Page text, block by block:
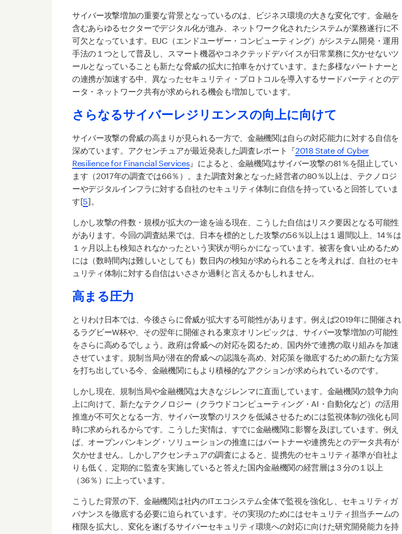
サイバー攻撃増加の重要な背景となっているのは、ビジネス環境の大きな変化です。金融を
含むあらゆるセクターでデジタル化が進み、ネットワーク化されたシステムが業務遂行に不
可欠となっています。EUC（エンドユーザー・コンピューティング）がシステム開発・運用
手法の１つとして普及し、スマート機器やコネクテッドデバイスが日常業務に欠かせないツ
ールとなっていることも新たな脅威の拡大に拍車をかけています。また多様なパートナーと
の連携が加速する中、異なったセキュリティ・プロトコルを導入するサードパーティとのデ
ータ・ネットワーク共有が求められる機会も増加しています。
さらなるサイバーレジリエンスの向上に向けて
サイバー攻撃の脅威の高まりが見られる一方で、金融機関は自らの対応能力に対する自信を
深めています。アクセンチュアが最近発表した調査レポート『2018 State of Cyber
Resilience for Financial Services』によると、金融機関はサイバー攻撃の81％を阻止してい
ます（2017年の調査では66％）。また調査対象となった経営者の80％以上は、テクノロジ
ーやデジタルインフラに対する自社のセキュリティ体制に自信を持っていると回答していま
す[5]。
しかし攻撃の件数・規模が拡大の一途を辿る現在、こうした自信はリスク要因となる可能性
があります。今回の調査結果では、日本を標的とした攻撃の56％以上は１週間以上、14％は
１ヶ月以上も検知されなかったという実状が明らかになっています。被害を食い止めるため
には（数時間内は難しいとしても）数日内の検知が求められることを考えれば、自社のセキ
ュリティ体制に対する自信はいささか過剰と言えるかもしれません。
高まる圧力
とりわけ日本では、今後さらに脅威が拡大する可能性があります。例えば2019年に開催され
るラグビーW杯や、その翌年に開催される東京オリンピックは、サイバー攻撃増加の可能性
をさらに高めるでしょう。政府は脅威への対応を図るため、国内外で連携の取り組みを加速
させています。規制当局が潜在的脅威への認識を高め、対応策を徹底するための新たな方策
を打ち出している今、金融機関にもより積極的なアクションが求められているのです。
しかし現在、規制当局や金融機関は大きなジレンマに直面しています。金融機関の競争力向
上に向けて、新たなテクノロジー（クラウドコンピューティング・AI・自動化など）の活用
推進が不可欠となる一方、サイバー攻撃のリスクを低減させるためには監視体制の強化も同
時に求められるからです。こうした実情は、すでに金融機関に影響を及ぼしています。例え
ば、オープンバンキング・ソリューションの推進にはパートナーや連携先とのデータ共有が
欠かせません。しかしアクセンチュアの調査によると、提携先のセキュリティ基準が自社よ
りも低く、定期的に監査を実施していると答えた国内金融機関の経営層は３分の１以上
（36％）に上っています。
こうした背景の下、金融機関は社内のITエコシステム全体で監視を強化し、セキュリティガ
バナンスを徹底する必要に迫られています。その実現のためにはセキュリティ担当チームの
権限を拡大し、変化を遂げるサイバーセキュリティ環境への対応に向けた研究開発能力を持